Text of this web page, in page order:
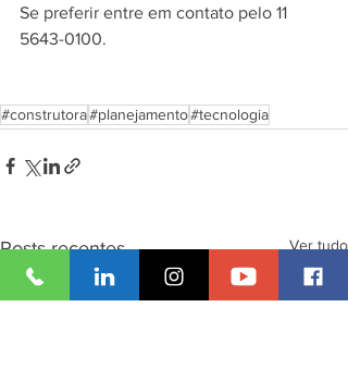
Se preferir entre em contato pelo 11
5643-0100.
#construtora#planejamento#tecnologia
Posts recentes Ver tudo